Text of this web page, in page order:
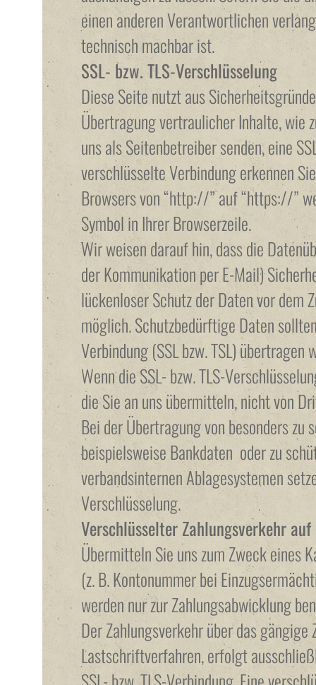
einen anderen Verantwortlichen
technisch machbar ist.
SSL- bzw. TLS-Verschlüsselung
Diese Seite nutzt aus
Übertragung vertraulicher Inhalte, wie
uns als Seitenbetreiber senden, eine
verschlüsselte Verbindung erkennen
Browsers von “http://” auf “https://”
Symbol in Ihrer Browserzeile.
Wir weisen darauf hin, dass die
der Kommunikation per E-Mail)
lückenloser Schutz der Daten vor
möglich. Schutzbedürftige Daten
Verbindung (SSL bzw. TSL) übertragen
Wenn die SSL- bzw. TLS-
die Sie an uns übermitteln, nicht von
Bei der Übertragung von besonders zu
beispielsweise Bankdaten oder zu
verbandsinternen Ablagesystemen
Verschlüsselung.
Verschlüsselter Zahlungsverkehr
Übermitteln Sie uns zum Zweck eines
(z. B. Kontonummer bei
werden nur zur Zahlungsabwicklung
Der Zahlungsverkehr über das
Lastschriftverfahren, erfolgt